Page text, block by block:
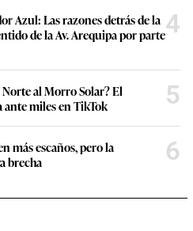
Azul: Las razones detrás de la
de la Av. Arequipa por parte4
al Morro Solar? El
ante miles en TikTok
5
más escaños, pero la
brecha
6